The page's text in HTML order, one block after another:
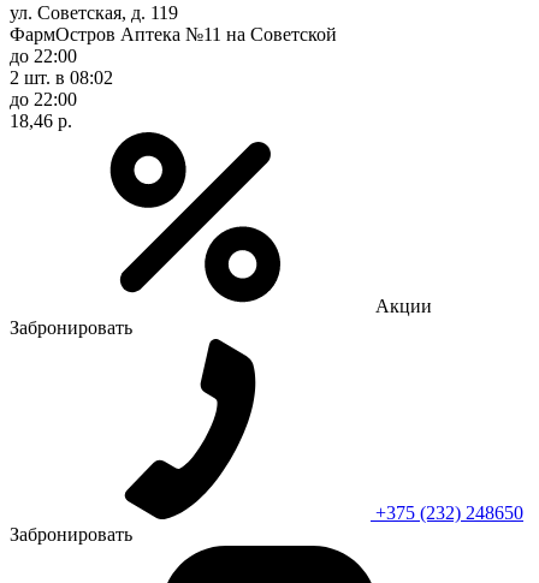
ул. Советская, д. 119
ФармОстров Аптека №11 на Советской
до 22:00
2 шт. в 08:02
до 22:00
18,46 р.
Акции
Забронировать
+375 (232) 248650
Забронировать